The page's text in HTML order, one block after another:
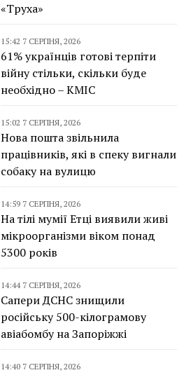
«Труха»
15:42 7 СЕРПНЯ, 2026
61% українців готові терпіти
війну стільки, скільки буде
необхідно – КМІС
15:02 7 СЕРПНЯ, 2026
Нова пошта звільнила
працівників, які в спеку вигнали
собаку на вулицю
14:59 7 СЕРПНЯ, 2026
На тілі мумії Етці виявили живі
мікроорганізми віком понад
5300 років
14:44 7 СЕРПНЯ, 2026
Сапери ДСНС знищили
російську 500-кілограмову
авіабомбу на Запоріжжі
14:40 7 СЕРПНЯ, 2026